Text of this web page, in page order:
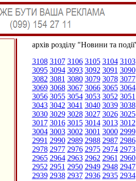
архів розділу "Новини та
3108 3107 3106 3105 3104 3103
3095 3094 3093 3092 3091 3090
3082 3081 3080 3079 3078 3077
3069 3068 3067 3066 3065 3064
3056 3055 3054 3053 3052 3051
3043 3042 3041 3040 3039 3038
3030 3029 3028 3027 3026 3025
3017 3016 3015 3014 3013 3012
3004 3003 3002 3001 3000 2999
2991 2990 2989 2988 2987 2986
2978 2977 2976 2975 2974 2973
2965 2964 2963 2962 2961 2960
2952 2951 2950 2949 2948 2947
2939 2938 2937 2936 2935 2934